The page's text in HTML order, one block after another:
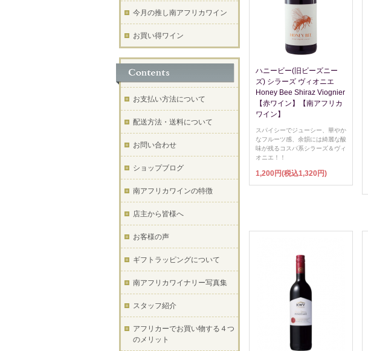
ハニービー(旧ビーズニー
ズ) シラーズ ヴィオニエ
Honey Bee Shiraz Viognier
【赤ワイン】【南アフリカ
ワイン】
スパイシーでジューシー、華やか
なフルーツ感、余韻には綺麗な酸
味が残るコスパ系シラーズ＆ヴィ
オニエ！！
1,200円(税込1,320円)
今月の推し南アフリカワイン
お買い得ワイン
お支払い方法について
配送方法・送料について
お問い合わせ
ショップブログ
南アフリカワインの特徴
店主から皆様へ
お客様の声
ギフトラッピングについて
南アフリカワイナリー写真集
スタッフ紹介
アフリカーでお買い物する４つ
のメリット